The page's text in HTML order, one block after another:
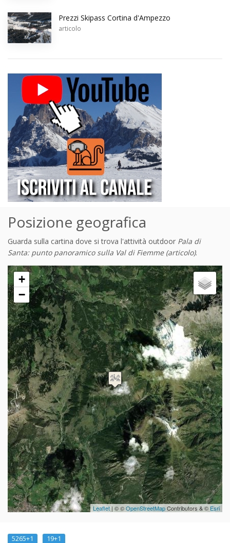
Prezzi Skipass Cortina d'Ampezzo
articolo
Posizione geografica
Guarda sulla cartina dove si trova l'attività outdoor Pala di
Santa: punto panoramico sulla Val di Fiemme (articolo).
+
−
Leaflet| © ©OpenStreetMapContributors & © Esri
5265+1 19+1